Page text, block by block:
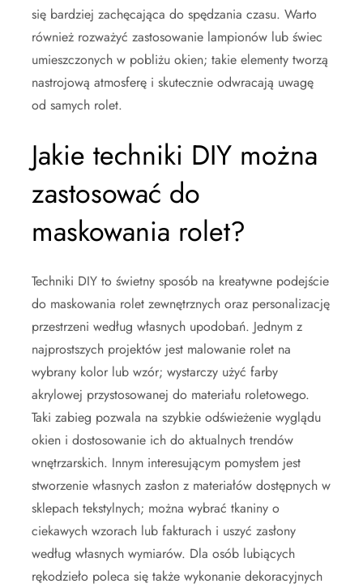
się bardziej zachęcająca do spędzania czasu. Warto
również rozważyć zastosowanie lampionów lub świec
umieszczonych w pobliżu okien; takie elementy tworzą
nastrojową atmosferę i skutecznie odwracają uwagę
od samych rolet.
Jakie techniki DIY można
zastosować do
maskowania rolet?
Techniki DIY to świetny sposób na kreatywne podejście
do maskowania rolet zewnętrznych oraz personalizację
przestrzeni według własnych upodobań. Jednym z
najprostszych projektów jest malowanie rolet na
wybrany kolor lub wzór; wystarczy użyć farby
akrylowej przystosowanej do materiału roletowego.
Taki zabieg pozwala na szybkie odświeżenie wyglądu
okien i dostosowanie ich do aktualnych trendów
wnętrzarskich. Innym interesującym pomysłem jest
stworzenie własnych zasłon z materiałów dostępnych w
sklepach tekstylnych; można wybrać tkaniny o
ciekawych wzorach lub fakturach i uszyć zasłony
według własnych wymiarów. Dla osób lubiących
rękodzieło poleca się także wykonanie dekoracyjnych